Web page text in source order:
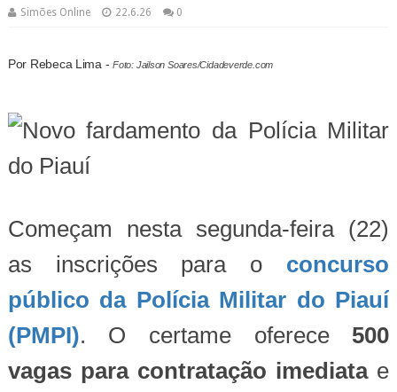
Simões Online 22.6.26 0
Por Rebeca Lima -Foto: Jailson Soares/Cidadeverde.com
Começam nesta segunda-feira (22)
as inscrições para o concurso
público da Polícia Militar do Piauí
(PMPI). O certame oferece 500
vagas para contratação imediatae